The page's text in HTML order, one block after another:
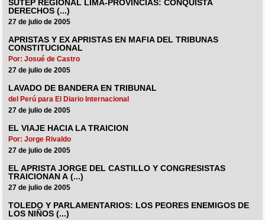
SUTEP REGIONAL LIMA-PROVINCIAS: CONQUISTA
DERECHOS (...)
27 de julio de 2005
APRISTAS Y EX APRISTAS EN MAFIA DEL TRIBUNAS
CONSTITUCIONAL
Por: Josué de Castro
27 de julio de 2005
LAVADO DE BANDERA EN TRIBUNAL
del Perú para El Diario Internacional
27 de julio de 2005
EL VIAJE HACIA LA TRAICION
Por: Jorge Rivaldo
27 de julio de 2005
EL APRISTA JORGE DEL CASTILLO Y CONGRESISTAS
TRAICIONAN A (...)
27 de julio de 2005
TOLEDO Y PARLAMENTARIOS: LOS PEORES ENEMIGOS DE
LOS NIÑOS (...)